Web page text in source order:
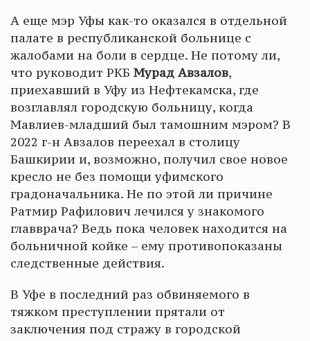
А еще мэр Уфы как-то оказался в отдельной
палате в республиканской больнице с
жалобами на боли в сердце. Не потому ли,
что руководит РКБ Мурад Авзалов,
приехавший в Уфу из Нефтекамска, где
возглавлял городскую больницу, когда
Мавлиев-младший был тамошним мэром? В
2022 г-н Авзалов переехал в столицу
Башкирии и, возможно, получил свое новое
кресло не без помощи уфимского
градоначальника. Не по этой ли причине
Ратмир Рафилович лечился у знакомого
главврача? Ведь пока человек находится на
больничной койке – ему противопоказаны
следственные действия.
В Уфе в последний раз обвиняемого в
тяжком преступлении прятали от
заключения под стражу в городской